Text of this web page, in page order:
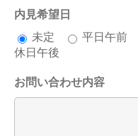
内見希望日
未定
平日午前
休日午後
お問い合わせ内容